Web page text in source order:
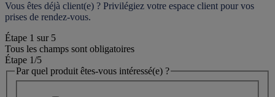
Vous êtes déjà client(e) ? Privilégiez votre espace client pour vos
prises de rendez-vous.
Étape 1 sur 5
Tous les champs sont obligatoires
Étape 1/5
Par quel produit êtes-vous intéressé(e) ?